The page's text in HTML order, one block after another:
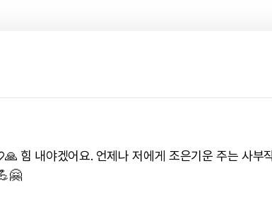
힘 내야겠어요. 언제나 저에게 조은기운 주는 사부